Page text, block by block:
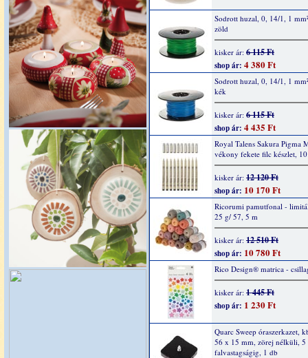
Sodrott huzal, 0, 14/1, 1
zöld
kisker ár: 6 115 Ft
shop ár: 4 380 Ft
Sodrott huzal, 0, 14/1, 1
kék
kisker ár: 6 115 Ft
shop ár: 4 435 Ft
Royal Talens Sakura Pigma
vékony fekete filc készlet,
kisker ár: 12 120 Ft
shop ár: 10 170 Ft
Ricorumi pamutfonal -
25 g/ 57, 5 m
kisker ár: 12 510 Ft
shop ár: 10 780 Ft
Rico Design® matrica -
kisker ár: 1 445 Ft
shop ár: 1 230 Ft
Quarc Sweep óraszerkazet,
56 x 15 mm, zörej nélküli, 5
falvastagságig, 1 db